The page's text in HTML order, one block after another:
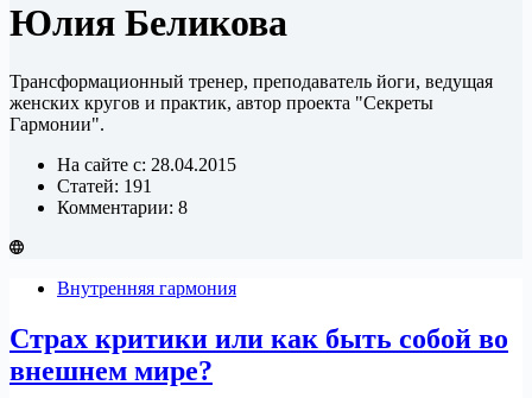
Юлия Беликова
Трансформационный тренер, преподаватель йоги, ведущая
женских кругов и практик, автор проекта "Секреты
Гармонии".
На сайте с: 28.04.2015
Статей: 191
Комментарии: 8
Внутренняя гармония
Страх критики или как быть собой во
внешнем мире?